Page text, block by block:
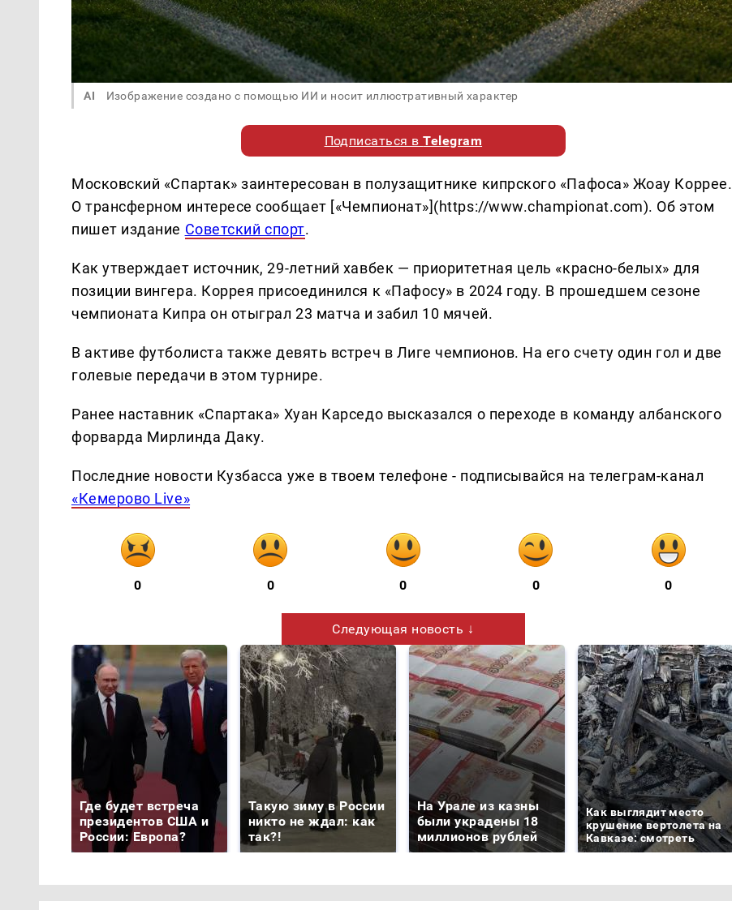
AI Изображение создано с помощью ИИ и носит иллюстративный характер
Подписаться вTelegram
Московский «Спартак» заинтересован в полузащитнике кипрского «Пафоса» Жоау Коррее.
О трансферном интересе сообщает [«Чемпионат»](https://www.championat.com). Об этом
пишет издание Советский спорт.
Как утверждает источник, 29-летний хавбек — приоритетная цель «красно-белых» для
позиции вингера. Коррея присоединился к «Пафосу» в 2024 году. В прошедшем сезоне
чемпионата Кипра он отыграл 23 матча и забил 10 мячей.
В активе футболиста также девять встреч в Лиге чемпионов. На его счету один гол и две
голевые передачи в этом турнире.
Ранее наставник «Спартака» Хуан Карседо высказался о переходе в команду албанского
форварда Мирлинда Даку.
Последние новости Кузбасса уже в твоем телефоне - подписывайся на телеграм-канал
«Кемерово Live»
0 0 0 0 0
Следующая новость ↓
Где будет встреча
президентов США и
России: Европа?
Такую зиму в России
никто не ждал: как
так?!
На Урале из казны
были украдены 18
миллионов рублей
Как выглядит место
крушение вертолета на
Кавказе: смотреть